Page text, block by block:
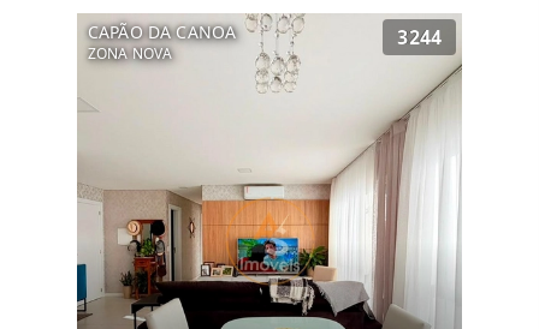
CAPÃO DA CANOA
ZONA NOVA
3244